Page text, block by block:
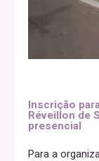
Inscrição
Réveillon de
presencial
Para a